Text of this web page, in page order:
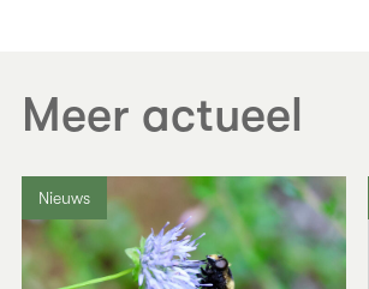
Meer actueel
Nieuws